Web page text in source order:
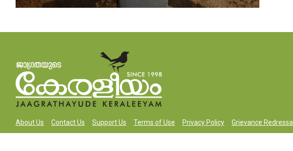
About Us Contact Us Support Us Terms of Use Privacy Policy Grievance Redressal